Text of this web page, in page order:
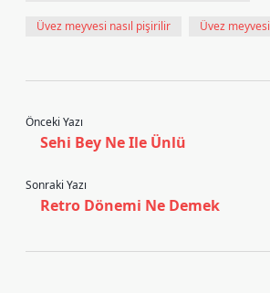
Üvez meyvesi nasıl pişirilir Üvez
Önceki Yazı
Sehi Bey Ne Ile Ünlü
Sonraki Yazı
Retro Dönemi Ne Demek